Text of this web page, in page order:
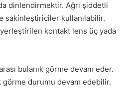
dinlendirmektir. Ağrı şiddetli
sakinleştiriciler kullanılabilir.
kontakt lens üç yada
bulanık görme devam eder.
görme durumu devam edebilir.